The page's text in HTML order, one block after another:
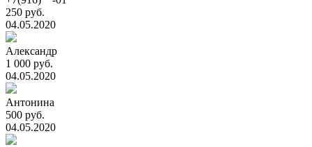
250 руб.
04.05.2020
Александр
1 000 руб.
04.05.2020
Антонина
500 руб.
04.05.2020